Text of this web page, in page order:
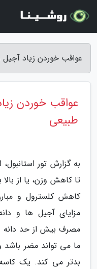
عواقب خوردن زیاد آجیل
عواقب خوردن
طبیعی
به گزارش تور
تا کاهش وزن، یا از
کاهش کلسترول و
مزایای آجیل ها و
مصرف بیش از حد دانه
ما می تواند مضر باشد
بدتر می کند. یک